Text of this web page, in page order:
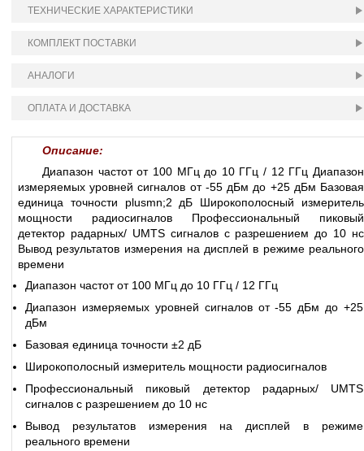
ТЕХНИЧЕСКИЕ ХАРАКТЕРИСТИКИ
КОМПЛЕКТ ПОСТАВКИ
АНАЛОГИ
ОПЛАТА И ДОСТАВКА
Описание:
Диапазон частот от 100 МГц до 10 ГГц / 12 ГГц Диапазон
измеряемых уровней сигналов от -55 дБм до +25 дБм Базовая
единица точности plusmn;2 дБ Широкополосный измеритель
мощности радиосигналов Профессиональный пиковый
детектор радарных/ UMTS сигналов с разрешением до 10 нс
Вывод результатов измерения на дисплей в режиме реального
времени
Диапазон частот от 100 МГц до 10 ГГц / 12 ГГц
Диапазон измеряемых уровней сигналов от -55 дБм до +25
дБм
Базовая единица точности ±2 дБ
Широкополосный измеритель мощности радиосигналов
Профессиональный пиковый детектор радарных/ UMTS
сигналов с разрешением до 10 нс
Вывод результатов измерения на дисплей в режиме
реального времени